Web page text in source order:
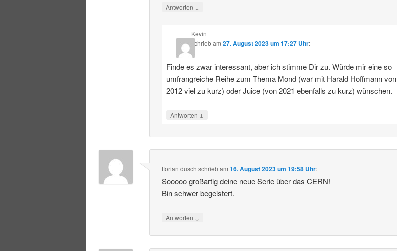
Antworten ↓
Kevin
schriebam 27. August 2023 um 17:27 Uhr:
Finde es zwar interessant, aber ich stimme Dir zu. Würde mir eine so
umfrangreiche Reihe zum Thema Mond (war mit Harald Hoffmann von
2012 viel zu kurz) oder Juice (von 2021 ebenfalls zu kurz) wünschen.
Antworten ↓
florian dusch schriebam16. August 2023 um 19:58 Uhr:
Sooooo großartig deine neue Serie über das CERN!
Bin schwer begeistert.
Antworten ↓